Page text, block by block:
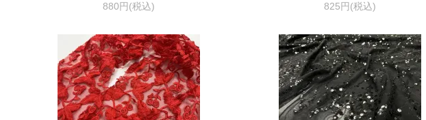
880円(税込) 825円(税込)